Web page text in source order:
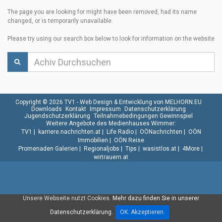
The page you are looking for might have been removed, had its name
changed, or is temporarily unavailable.
Please try using our search box below to look for information on the website
Unsere Webseite nutzt Cookies. Mehr dazu finden Sie in unserer
Datenschutzerklärung.
OK. Akzeptieren.
Copyright © 2026 TV1 - Web Design & Entwicklung von MELHORN.EU
Downloads
Kontakt Impressum
Datenschutzerklärung
Jugendschutzerklärung Teilnahmebedingungen Gewinnspiel
Weitere Angebote des Medienhauses Wimmer:
TV1
karriere.nachrichten.at| Life Radio| OÖNachrichten
OÖN
Immobilien
OÖN Reise
Promenaden Galerien
Regionaljobs Tips wasistlos.at| 4More|
wirtrauern.at